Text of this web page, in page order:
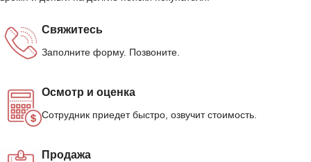
Свяжитесь
Заполните форму. Позвоните.
Осмотр и оценка
Сотрудник приедет быстро, озвучит стоимость.
Продажа